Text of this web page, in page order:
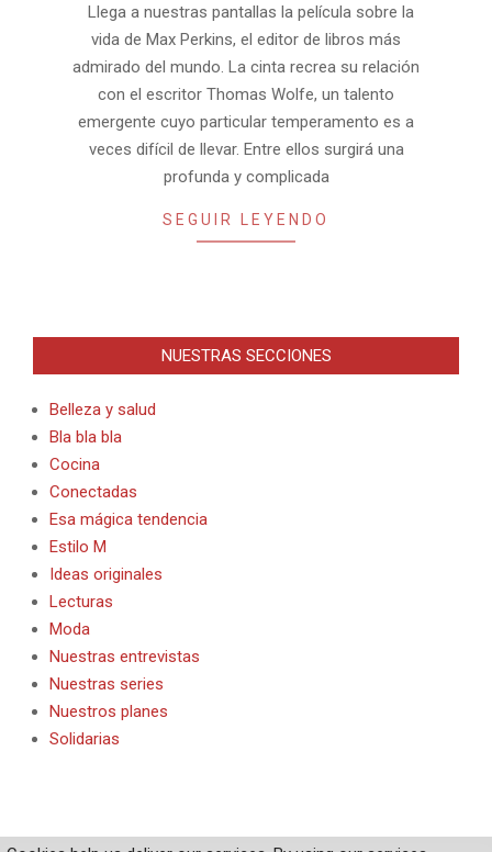
Llega a nuestras pantallas la película sobre la
vida de Max Perkins, el editor de libros más
admirado del mundo. La cinta recrea su relación
con el escritor Thomas Wolfe, un talento
emergente cuyo particular temperamento es a
veces difícil de llevar. Entre ellos surgirá una
profunda y complicada
SEGUIR LEYENDO
NUESTRAS SECCIONES
Belleza y salud
Bla bla bla
Cocina
Conectadas
Esa mágica tendencia
Estilo M
Ideas originales
Lecturas
Moda
Nuestras entrevistas
Nuestras series
Nuestros planes
Solidarias